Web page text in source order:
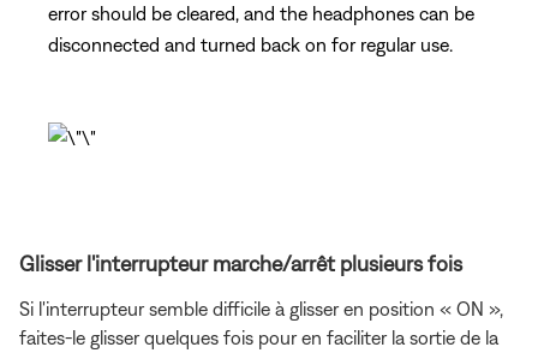
error should be cleared, and the headphones can be
disconnected and turned back on for regular use.
Glisser l'interrupteur marche/arrêt plusieurs fois
Si l'interrupteur semble difficile à glisser en position « ON »,
faites-le glisser quelques fois pour en faciliter la sortie de la